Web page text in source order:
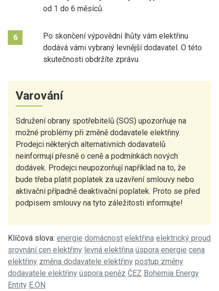
od 1 do 6 měsíců.
6
Po skončení výpovědní lhůty vám elektřinu
dodává vámi vybraný levnější dodavatel. O této
skutečnosti obdržíte zprávu.
Varování
Sdružení obrany spotřebitelů (SOS) upozorňuje na
možné problémy při změně dodavatele elektřiny.
Prodejci některých alternativních dodavatelů
neinformují přesně o ceně a podmínkách nových
dodávek. Prodejci neupozorňují například na to, že
bude třeba platit poplatek za uzavření smlouvy nebo
aktivační případně deaktivační poplatek. Proto se před
podpisem smlouvy na tyto záležitosti informujte!
Klíčová slova: energie domácnost elektřina elektrický proud
srovnání cen elektřiny levná elektřina úspora energie cena
elektřiny změna dodavatele elektřiny postup změny
dodavatele elektřiny úspora peněz ČEZ Bohemia Energy
Entity E.ON